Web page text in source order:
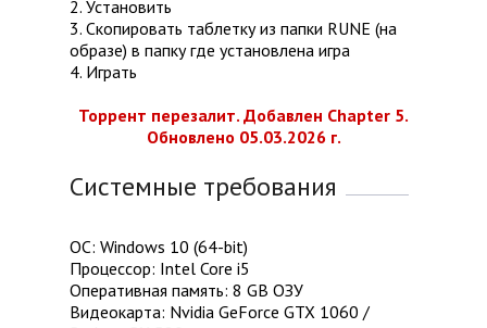
2. Установить
3. Скопировать таблетку из папки RUNE (на
образе) в папку где установлена игра
4. Играть
Торрент перезалит. Добавлен Chapter 5.
Обновлено 05.03.2026 г.
Системные требования
ОС: Windows 10 (64-bit)
Процессор: Intel Core i5
Оперативная память: 8 GB ОЗУ
Видеокарта: Nvidia GeForce GTX 1060 /